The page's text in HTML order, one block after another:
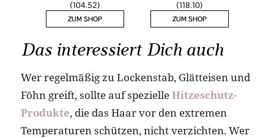
Das interessiert Dich auch
Wer regelmäßig zu Lockenstab, Glätteisen und
Föhn greift, sollte auf spezielleHitzeschutz-
Produkte, die das Haar vor den extremen
Temperaturen schützen, nicht verzichten. Wer